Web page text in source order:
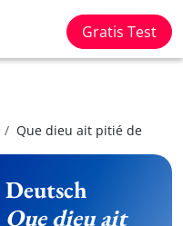
Gratis Test
Que dieu ait pitié de
Que dieu ait